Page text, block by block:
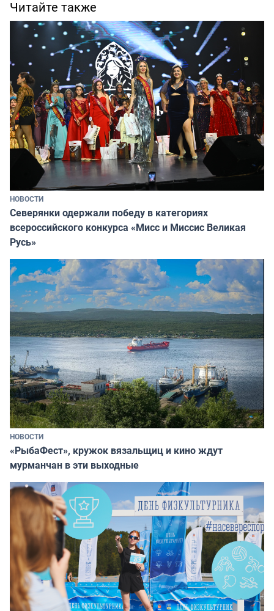
Читайте также
НОВОСТИ
Северянки одержали победу в категориях
всероссийского конкурса «Мисс и Миссис Великая
Русь»
НОВОСТИ
«РыбаФест», кружок вязальщиц и кино ждут
мурманчан в эти выходные